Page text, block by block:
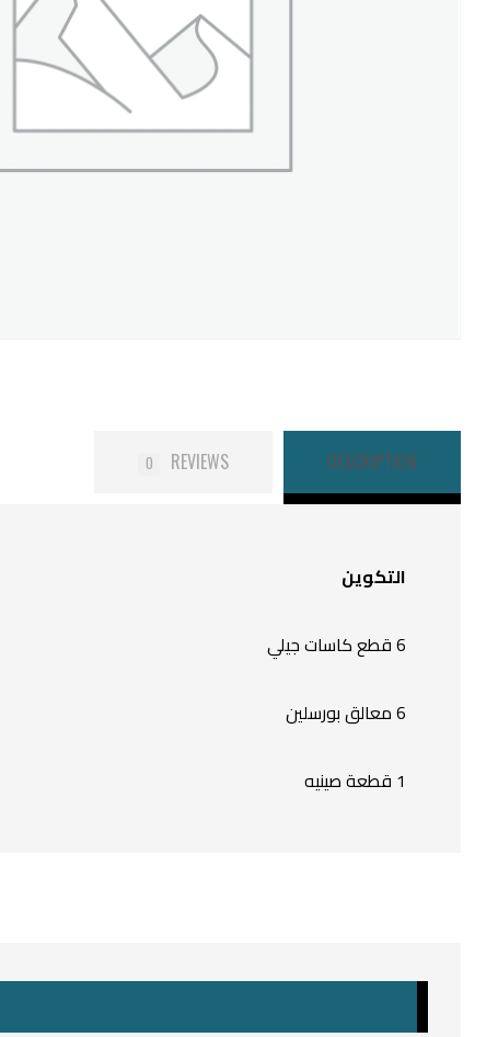
DESCRIPTION
REVIEWS
0
التكوين
6 قطع كاسات جيلي
6 معالق بورسلين
1 قطعة صينيه